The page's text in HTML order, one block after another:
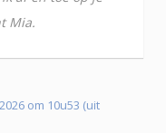
Mia.
om 10u53 (uit